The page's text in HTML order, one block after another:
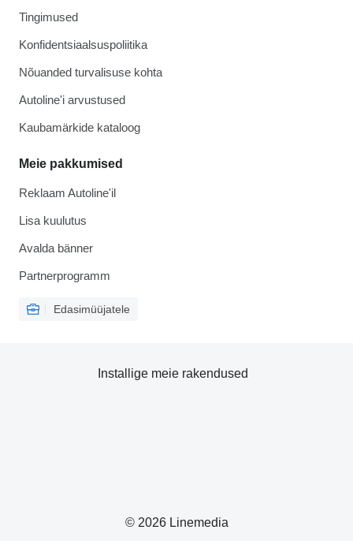
Tingimused
Konfidentsiaalsuspoliitika
Nõuanded turvalisuse kohta
Autoline'i arvustused
Kaubamärkide kataloog
Meie pakkumised
Reklaam Autoline'il
Lisa kuulutus
Avalda bänner
Partnerprogramm
Edasimüüjatele
© 2026 Linemedia
Installige meie rakendused